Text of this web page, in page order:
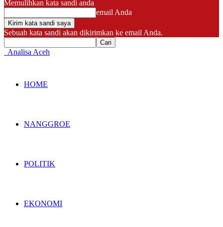
Memulihkan kata sandi anda
email Anda
Sebuah kata sandi akan dikirimkan ke email Anda.
Analisa Aceh
HOME
NANGGROE
POLITIK
EKONOMI